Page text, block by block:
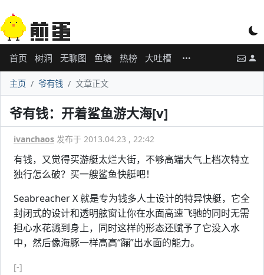
首页 树洞 无聊图 鱼塘 热榜 大吐槽
主页 爷有钱 文章正文
爷有钱：开着鲨鱼游大海[v]
ivanchaos 发布于 2013.04.23 , 22:42
有钱，又觉得买游艇太烂大街，不够高端大气上档次特立
独行怎么破？买一艘鲨鱼快艇吧！
Seabreacher X 就是专为钱多人士设计的特异快艇，它全
封闭式的设计和透明舷窗让你在水面高速飞驰的同时无需
担心水花溅到身上，同时这样的形态还赋予了它没入水
中，然后像海豚一样高高“蹦”出水面的能力。
[-]